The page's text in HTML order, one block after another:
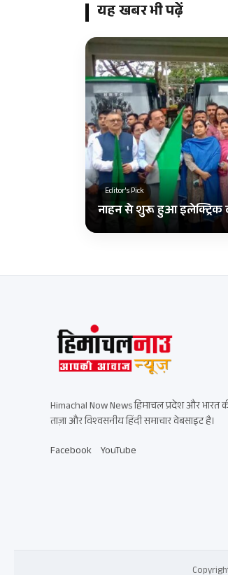
यह खबर भी पढ़ें
Editor's Pick
नाहन से शुरू हुआ इलेक्ट्रिक
Himachal Now News हिमाचल प्रदेश और भारत
ताज़ा और विश्वसनीय हिंदी समाचार वेबसाइट है।
Facebook YouTube